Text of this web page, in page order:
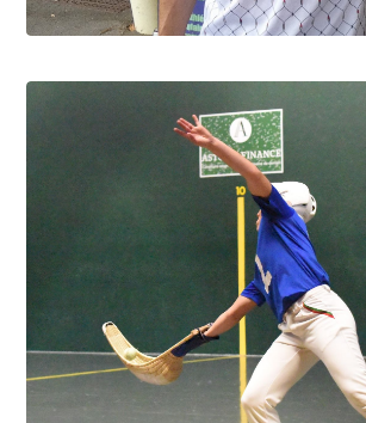
David Berbon, "Foxy" c'est lui